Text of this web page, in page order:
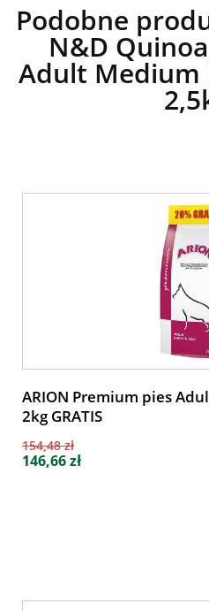
Podobne
N&D
Adult Medium
ARION Premium pies
2kg GRATIS
154,48 zł
146,66 zł